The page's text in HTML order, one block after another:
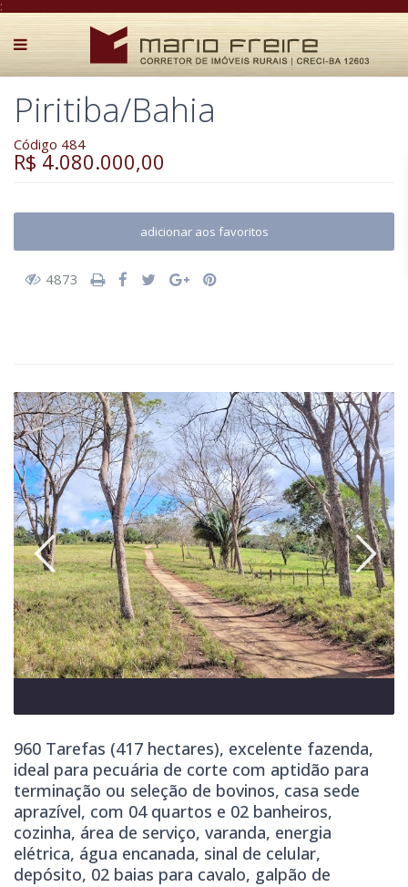
:
Piritiba/Bahia
Código 484
R$ 4.080.000,00
adicionar aos favoritos
4873
960 Tarefas (417 hectares), excelente fazenda,
ideal para pecuária de corte com aptidão para
terminação ou seleção de bovinos, casa sede
aprazível, com 04 quartos e 02 banheiros,
cozinha, área de serviço, varanda, energia
elétrica, água encanada, sinal de celular,
depósito, 02 baias para cavalo, galpão de